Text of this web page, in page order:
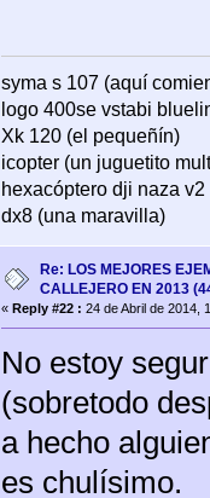
syma s 107 (aquí
logo 400se vstabi
Xk 120 (el pequeñín)
icopter (un juguetito
hexacóptero dji naza
dx8 (una maravilla)
Re: LOS MEJORES
CALLEJERO EN 2013
« Reply #22 : 24 de Abril de 2014,
No estoy
(sobretodo
a hecho
es chulísimo.